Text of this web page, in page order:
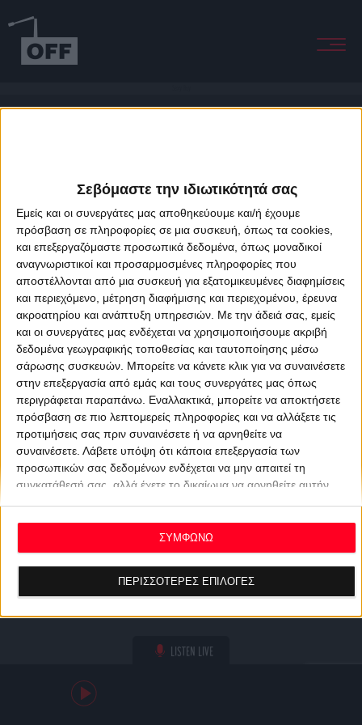
Σεβόμαστε την ιδιωτικότητά σας
Εμείς και οι συνεργάτες μας αποθηκεύουμε και/ή έχουμε
πρόσβαση σε πληροφορίες σε μια συσκευή, όπως τα cookies,
και επεξεργαζόμαστε προσωπικά δεδομένα, όπως μοναδικοί
αναγνωριστικοί και προσαρμοσμένες πληροφορίες που
αποστέλλονται από μια συσκευή για εξατομικευμένες διαφημίσεις
και περιεχόμενο, μέτρηση διαφήμισης και περιεχομένου, έρευνα
ακροατηρίου και ανάπτυξη υπηρεσιών. Με την άδειά σας, εμείς
και οι συνεργάτες μας ενδέχεται να χρησιμοποιήσουμε ακριβή
δεδομένα γεωγραφικής τοποθεσίας και ταυτοποίησης μέσω
σάρωσης συσκευών. Μπορείτε να κάνετε κλικ για να συναινέσετε
στην επεξεργασία από εμάς και τους συνεργάτες μας όπως
περιγράφεται παραπάνω. Εναλλακτικά, μπορείτε να αποκτήσετε
πρόσβαση σε πιο λεπτομερείς πληροφορίες και να αλλάξετε τις
προτιμήσεις σας πριν συναινέσετε ή να αρνηθείτε να
συναινέσετε. Λάβετε υπόψη ότι κάποια επεξεργασία των
προσωπικών σας δεδομένων ενδέχεται να μην απαιτεί τη
συγκατάθεσή σας, αλλά έχετε το δικαίωμα να αρνηθείτε αυτήν
ανακαλέσετε τη συγκατάθεσή σας ανά πάσα στιγμή
επιστρέφοντας σε αυτόν τον ιστότοπο και κάνοντας κλικ στο
κουμπί "Απορρήτου" στο κάτω μέρος της ιστοσελίδας.
ΠΕΡΙΣΣΟΤΕΡΕΣ ΕΠΙΛΟΓΕΣ
ΣΥΜΦΩΝΩ
LISTEN LIVE
About Offradio Business Class Terms & Conditions
Privacy Policy
Designed & developed byporcupine colors&Fotis Alexandrou